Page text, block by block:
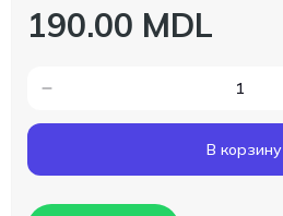
190.00 MDL
В корзину